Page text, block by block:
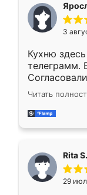
3
Кухню
телеграмм.
недели
довольны
мебель за
Читать
Rita S.
29